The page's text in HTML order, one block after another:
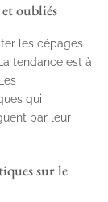
oubliés
les cépages
tendance est à
qui
par leur
sur le